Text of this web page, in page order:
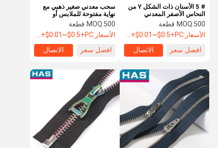
# 5 الأسنان ذات الشكل Y من
النحاس الأصفر المعدني
MOQ:500 قطعة
الأسعار:USD+$0.01~$0.5+PC
افضل سعر
الاتصال
سحب معدني صغير ذهبي مع
نهاية مفتوحة للملابس أو
الأمتعةMOQ:500 قطعة
الأسعار:USD+$0.01~$0.5+PC
افضل سعر
الاتصال